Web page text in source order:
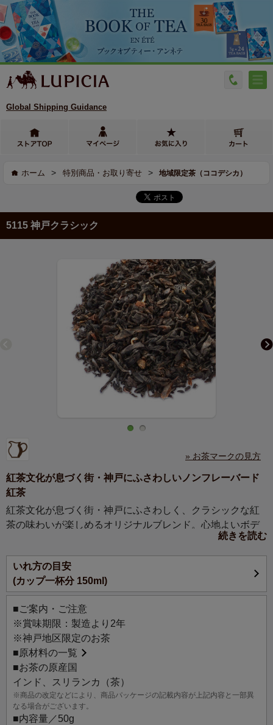
Global Shipping Guidance
ホーム > 特別商品・お取り寄せ > 地域限定茶（ココデシカ）
5115 神戸クラシック
» お茶マークの見方
紅茶文化が息づく街・神戸にふさわしいノンフレーバード
紅茶
紅茶文化が息づく街・神戸にふさわしく、クラシックな紅
茶の味わいが楽しめるオリジナルブレンド。心地よいボデ
神戸は開国後、比較的早い時期から紅茶に親しんできたこ
ともあり、紅茶消費量日本一の都市です。普及し始めた頃
に飲まれていたような、懐かしく飲みやすい味わいに仕上
げました。そのままストレートでも、濃いめに入れて少量
のミルクでもよく合い、渋みが出にくいようにブレンドし
ています。
続きを読む
いれ方の目安
(カップ一杯分 150ml)
■ご案内・ご注意
※賞味期限：製造より2年
※神戸地区限定のお茶
■原材料の一覧
■お茶の原産国
インド、スリランカ（茶）
※商品の改定などにより、商品パッケージの記載内容が上記内容と一部異
なる場合がございます。
■内容量／50g